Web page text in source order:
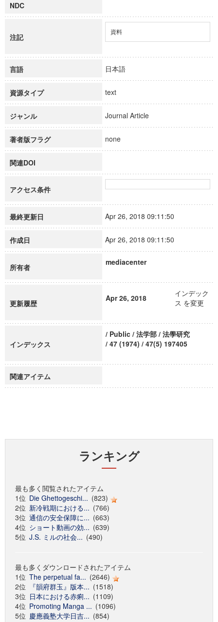
NDC
注記
資料
言語 日本語
資源タイプ text
ジャンル Journal Article
著者版フラグ none
関連DOI
アクセス条件
最終更新日 Apr 26, 2018 09:11:50
作成日 Apr 26, 2018 09:11:50
所有者
mediacenter
更新履歴
Apr 26, 2018
インデック
ス を変更
インデックス
/ Public / 法学部 / 法學研究
/ 47 (1974) / 47(5) 197405
関連アイテム
ランキング
最も多く閲覧されたアイテム
1位 Die Ghettogeschi... (823)
2位 新冷戦期における... (766)
3位 通信の安全保障に... (663)
4位 ショート動画の効... (639)
5位 J.S. ミルの社会... (490)
最も多くダウンロードされたアイテム
1位 The perpetual fa... (2646)
2位
『韻府群玉』版本... (1518)
3位 日本における赤痢... (1109)
4位 Promoting Manga ... (1096)
5位 慶應義塾大学日吉... (854)